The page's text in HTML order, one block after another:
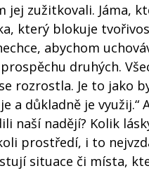
jej zužitkovali. Jáma,
který blokuje
abychom
druhých.
rozrostla. Je to jako
důkladně je využij.“
naší nadějí? Kolik
prostředí, i to
situace či místa,